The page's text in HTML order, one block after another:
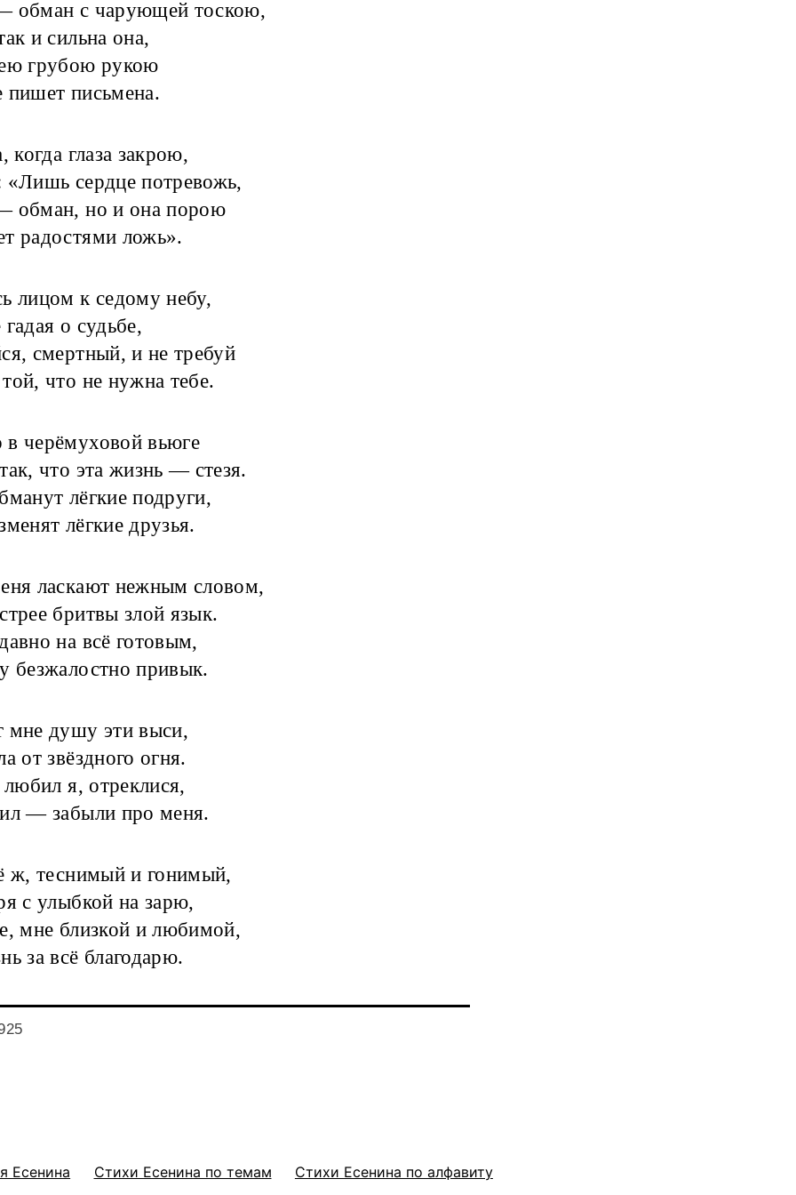
обман с чарующей тоскою,
и сильна она,
грубою рукою
пишет письмена.
когда глаза закрою,
сердце потревожь,
обман, но и она порою
радостями ложь».
лицом к седому небу,
о судьбе,
смертный, и не требуй
что не нужна тебе.
черёмуховой вьюге
что эта жизнь — стезя.
лёгкие подруги,
лёгкие друзья.
ласкают нежным словом,
бритвы злой язык.
на всё готовым,
безжалостно привык.
мне душу эти выси,
от звёздного огня.
любил я, отреклися,
— забыли про меня.
ж, теснимый и гонимый,
с улыбкой на зарю,
мне близкой и любимой,
за всё благодарю.
Есенина Стихи Есенина по темам Стихи Есенина по алфавиту